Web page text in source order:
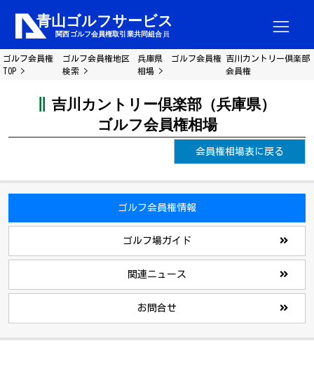
ゴルフ会員権
TOP
ゴルフ会員権地区
検索
兵庫県 ゴルフ会員権
相場
吉川カントリー倶楽部
会員権
吉川カントリー倶楽部（兵庫県）
ゴルフ会員権相場
会員権相場表に戻る
ゴルフ会員権情報
ゴルフ場ガイド
関連ニュース
お問合せ